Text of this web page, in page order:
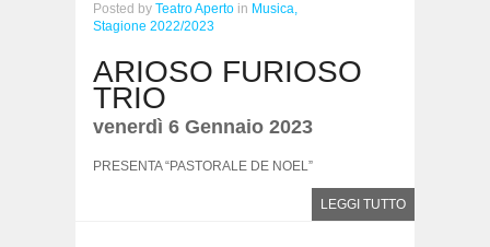
Posted by Teatro Aperto in Musica,
Stagione 2022/2023
ARIOSO FURIOSO
TRIO
venerdì 6 Gennaio 2023
PRESENTA “PASTORALE DE NOEL”
LEGGI TUTTO